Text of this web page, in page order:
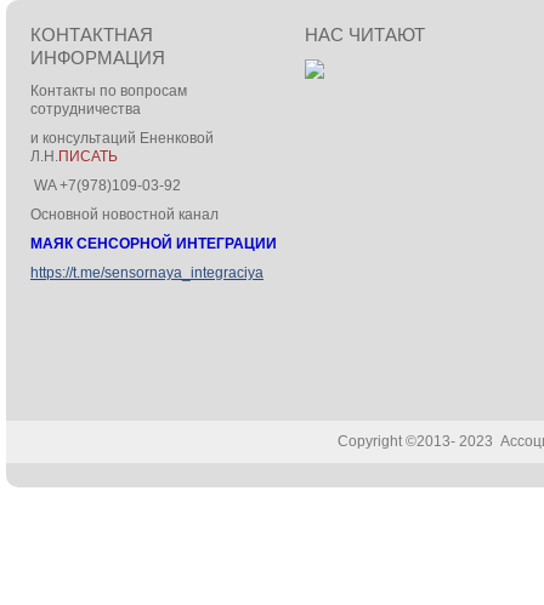
КОНТАКТНАЯ
ИНФОРМАЦИЯ
Контакты по вопросам
сотрудничества
и консультаций Ененковой
Л.Н.ПИСАТЬ
WA +7(978)109-03-92
Основной новостной канал
МАЯК СЕНСОРНОЙ ИНТЕГРАЦИИ
https://t.me/sensornaya_integraciya
НАС ЧИТАЮТ
Copyright ©2013- 2023